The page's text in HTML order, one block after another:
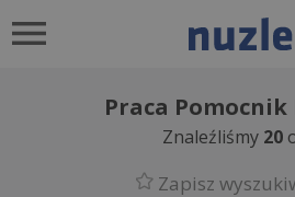
Praca Pomocnik
Znaleźliśmy 20
Zapisz